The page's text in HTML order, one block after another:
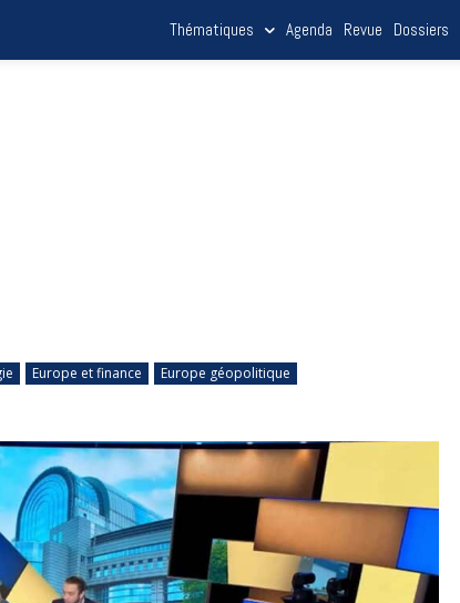
Thématiques Agenda Revue Dossiers
Europe et finance Europe géopolitique